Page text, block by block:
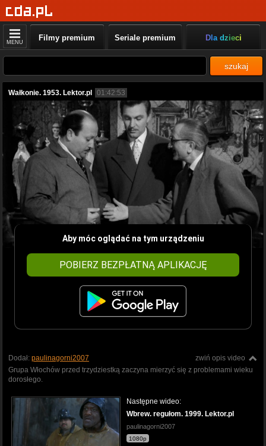
MENU Filmy premium Seriale premium Dla dzieci
szukaj
Wałkonie. 1953. Lektor.pl 01:42:53
Aby móc oglądać na tym urządzeniu
POBIERZ BEZPŁATNĄ APLIKACJĘ
zwiń opis video
Dodał: paulinagorni2007
Grupa Włochów przed trzydziestką zaczyna mierzyć się z problemami wieku
dorosłego.
Następne wideo:
Wbrew. regułom. 1999. Lektor.pl
paulinagorni2007
1080p